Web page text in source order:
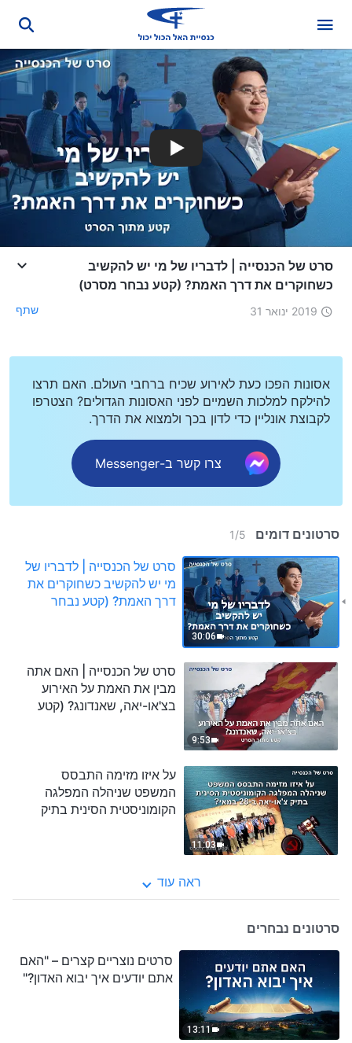
סרט של הכנסייה | לדבריו של מי יש להקשיב
כשחוקרים את דרך האמת? (קטע נבחר מסרט)
2019 ינואר 31 שתף
אסונות הפכו כעת לאירוע שכיח ברחבי העולם. האם תרצו
להילקח למלכות השמיים לפני האסונות הגדולים? הצטרפו
לקבוצת אונליין כדי לדון בכך ולמצוא את הדרך.
צרו קשר ב-Messenger
סרטונים דומים 1/5
30:06
סרט של הכנסייה | לדבריו של
מי יש להקשיב כשחוקרים את
דרך האמת? (קטע נבחר
9:53
סרט של הכנסייה | האם אתה
מבין את האמת על האירוע
בצ'או-יאה, שאנדונג? (קטע
11:03
על איזו מזימה התבסס
המשפט שניהלה המפלגה
הקומוניסטית הסינית בתיק
ראה עוד
סרטונים נבחרים
13:11
סרטים נוצריים קצרים – "האם
אתם יודעים איך יבוא האדון?"